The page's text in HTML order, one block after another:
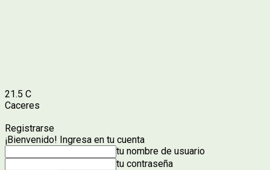
21.5 C
Caceres
Registrarse
¡Bienvenido! Ingresa en tu cuenta
tu nombre de usuario
tu contraseña